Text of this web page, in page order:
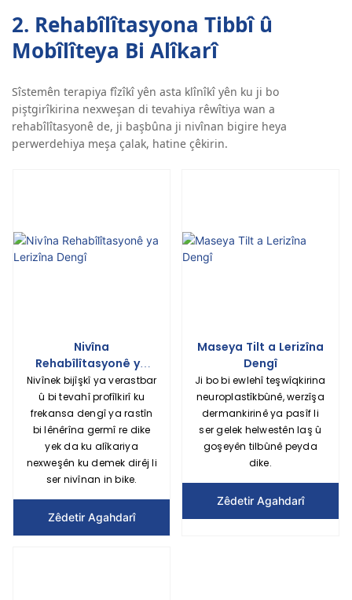
2. Rehabîlîtasyona Tibbî û
Mobîlîteya Bi Alîkarî
Sîstemên terapiya fîzîkî yên asta klînîkî yên ku ji bo
piştgirîkirina nexweşan di tevahiya rêwîtiya wan a
rehabîlîtasyonê de, ji başbûna ji nivînan bigire heya
perwerdehiya meşa çalak, hatine çêkirin.
Nivîna
Rehabîlîtasyonê ya
Lerizîna Dengî
Nivînek bijîşkî ya verastbar
û bi tevahî profîlkirî ku
frekansa dengî ya rastîn
bi lênêrîna germî re dike
yek da ku alîkariya
nexweşên ku demek dirêj li
ser nivînan in bike.
Zêdetir Agahdarî
Maseya Tilt a Lerizîna
Dengî
Ji bo bi ewlehî teşwîqkirina
neuroplastîkbûnê, werzîşa
dermankirinê ya pasîf li
ser gelek helwestên laş û
goşeyên tilbûnê peyda
dike.
Zêdetir Agahdarî